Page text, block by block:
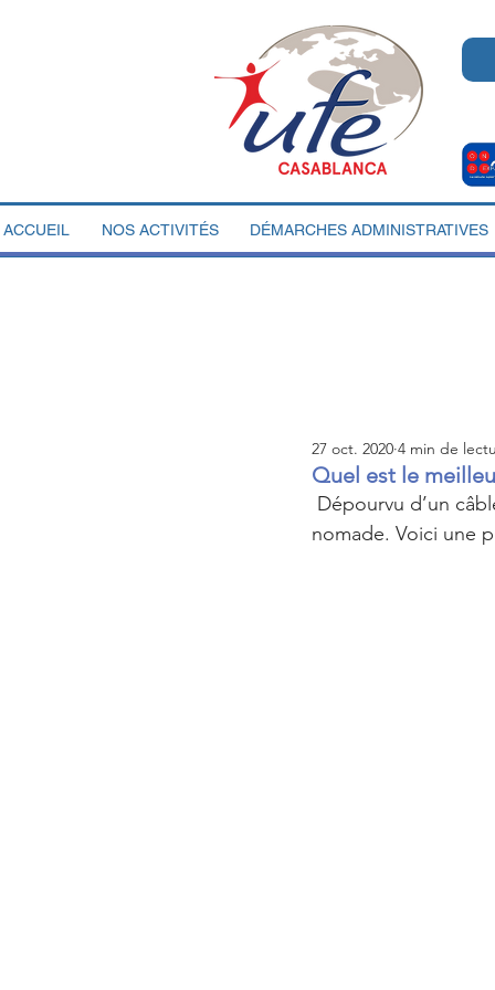
ACCUEIL NOS ACTIVITÉS DÉMARCHES ADMINISTRATIVES
Quel est le
27 oct. 2020 4 min de
nomade. Voici une